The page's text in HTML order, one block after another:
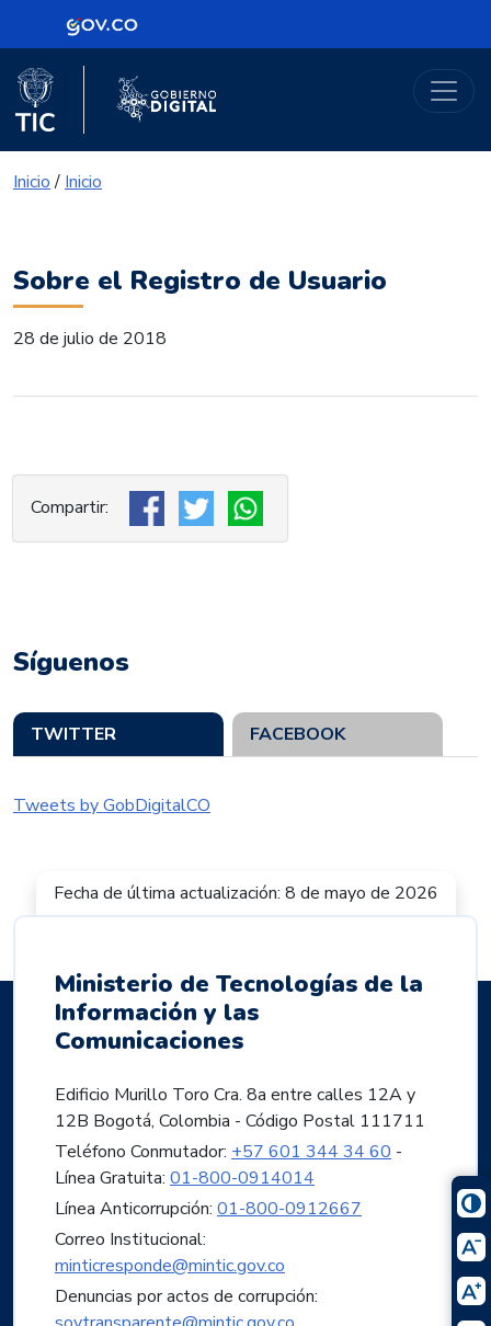
Logo Gobierno de Colombia
Portal Gobierno Digital
Logo del Ministerio TIC
Inicio/ Inicio
Sobre el Registro de Usuario
28 de julio de 2018
Síguenos
TWITTER FACEBOOK
Tweets by GobDigitalCO
Fecha de última actualización: 8 de mayo de 2026
Ministerio de Tecnologías de la
Información y las
Comunicaciones
Edificio Murillo Toro Cra. 8a entre calles 12A y
12B Bogotá, Colombia - Código Postal 111711
Teléfono Conmutador: +57 601 344 34 60 -
Línea Gratuita: 01-800-0914014
Línea Anticorrupción: 01-800-0912667
Correo Institucional:
minticresponde@mintic.gov.co
Denuncias por actos de corrupción: